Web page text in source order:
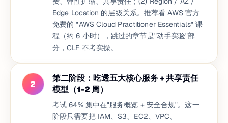
Edge Location 的层级关系。推荐看 AWS 官方
免费的 "AWS Cloud Practitioner Essentials" 课
程（约 6 小时），跳过的章节是"动手实验"部
分，CLF 不考实操。
2
第二阶段：吃透五大核心服务 + 共享责任
模型（1-2 周）
考试 64% 集中在"服务概览 + 安全合规"。这一
阶段只需要把 IAM、S3、EC2、VPC、